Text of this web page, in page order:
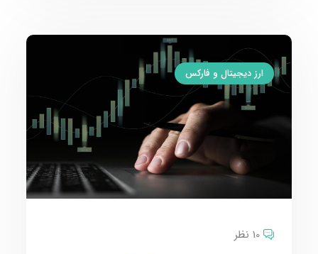
ارز دیجیتال و فارکس
10 نظر